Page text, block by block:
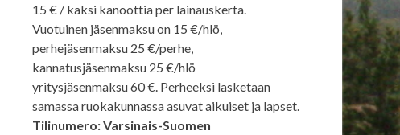
15 € / kaksi kanoottia per lainauskerta.
Vuotuinen jäsenmaksu on 15 €/hlö,
perhejäsenmaksu 25 €/perhe,
kannatusjäsenmaksu 25 €/hlö
yritysjäsenmaksu 60 €. Perheeksi lasketaan
samassa ruokakunnassa asuvat aikuiset ja lapset.
Tilinumero: Varsinais-Suomen